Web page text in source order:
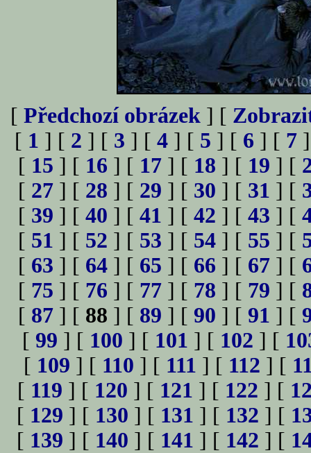
[ Předchozí obrázek ] [
[ 1 ] [ 2 ] [ 3 ] [ 4 ] [ 5 ] [ 6 ] [ 7
[ 15 ] [ 16 ] [ 17 ] [ 18 ] [ 19 ] [
[ 27 ] [ 28 ] [ 29 ] [ 30 ] [ 31 ] [
[ 39 ] [ 40 ] [ 41 ] [ 42 ] [ 43 ] [
[ 51 ] [ 52 ] [ 53 ] [ 54 ] [ 55 ] [
[ 63 ] [ 64 ] [ 65 ] [ 66 ] [ 67 ] [
[ 75 ] [ 76 ] [ 77 ] [ 78 ] [ 79 ] [
[ 87 ] [ 88 ] [ 89 ] [ 90 ] [ 91 ] [
[ 99 ] [ 100 ] [ 101 ] [ 102 ] [
[ 109 ] [ 110 ] [ 111 ] [ 112 ] [
[ 119 ] [ 120 ] [ 121 ] [ 122 ] [
[ 129 ] [ 130 ] [ 131 ] [ 132 ] [
[ 139 ] [ 140 ] [ 141 ] [ 142 ] [